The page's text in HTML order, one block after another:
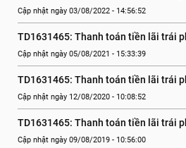
Cập nhật ngày 03/08/2022 - 14:56:52
TD1631465: Thanh toán tiền lãi trái
Cập nhật ngày 05/08/2021 - 15:33:39
TD1631465: Thanh toán tiền lãi trái
Cập nhật ngày 12/08/2020 - 10:08:52
TD1631465: Thanh toán tiền lãi trái
Cập nhật ngày 09/08/2019 - 10:56:00